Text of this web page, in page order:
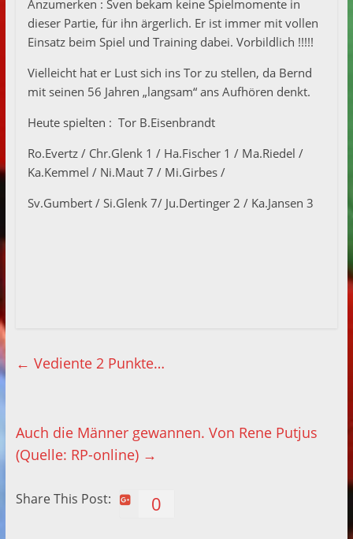
Anzumerken : Sven bekam keine Spielmomente in
dieser Partie, für ihn ärgerlich. Er ist immer mit vollen
Einsatz beim Spiel und Training dabei. Vorbildlich !!!!!
Vielleicht hat er Lust sich ins Tor zu stellen, da Bernd
mit seinen 56 Jahren „langsam“ ans Aufhören denkt.
Heute spielten : Tor B.Eisenbrandt
Ro.Evertz / Chr.Glenk 1 / Ha.Fischer 1 / Ma.Riedel /
Ka.Kemmel / Ni.Maut 7 / Mi.Girbes /
Sv.Gumbert / Si.Glenk 7/ Ju.Dertinger 2 / Ka.Jansen 3
← Vediente 2 Punkte…
Auch die Männer gewannen. Von Rene Putjus
(Quelle: RP-online) →
Share This Post: 0